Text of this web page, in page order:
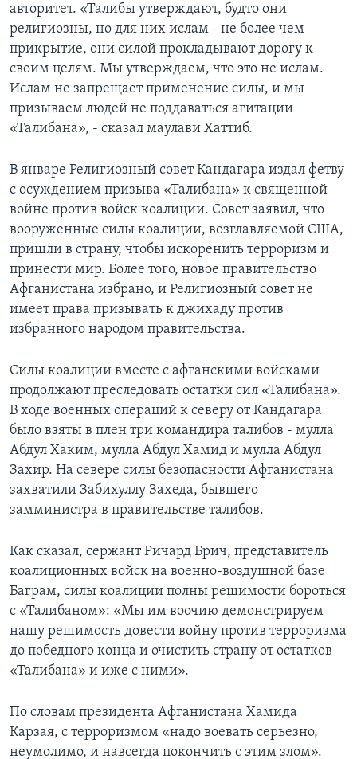
авторитет. «Талибы утверждают, будто они
религиозны, но для них ислам - не более чем
прикрытие, они силой прокладывают дорогу к
своим целям. Мы утверждаем, что это не ислам.
Ислам не запрещает применение силы, и мы
призываем людей не поддаваться агитации
«Талибана», - сказал маулави Хаттиб.
В январе Религиозный совет Кандагара издал фетву
с осуждением призыва «Талибана» к священной
войне против войск коалиции. Совет заявил, что
вооруженные силы коалиции, возглавляемой США,
пришли в страну, чтобы искоренить терроризм и
принести мир. Более того, новое правительство
Афганистана избрано, и Религиозный совет не
имеет права призывать к джихаду против
избранного народом правительства.
Силы коалиции вместе с афганскими войсками
продолжают преследовать остатки сил «Талибана».
В ходе военных операций к северу от Кандагара
было взяты в плен три командира талибов - мулла
Абдул Хаким, мулла Абдул Хамид и мулла Абдул
Захир. На севере силы безопасности Афганистана
захватили Забихуллу Захеда, бывшего
замминистра в правительстве талибов.
Как сказал, сержант Ричард Брич, представитель
коалиционных войск на военно-воздушной базе
Баграм, силы коалиции полны решимости бороться
с «Талибаном»: «Мы им воочию демонстрируем
нашу решимость довести войну против терроризма
до победного конца и очистить страну от остатков
«Талибана» и иже с ними».
По словам президента Афганистана Хамида
Карзая, с терроризмом «надо воевать серьезно,
неумолимо, и навсегда покончить с этим злом».